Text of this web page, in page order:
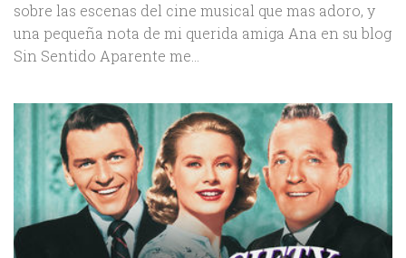
sobre las escenas del cine musical que mas adoro, y
una pequeña nota de mi querida amiga Ana en su blog
Sin Sentido Aparente me...